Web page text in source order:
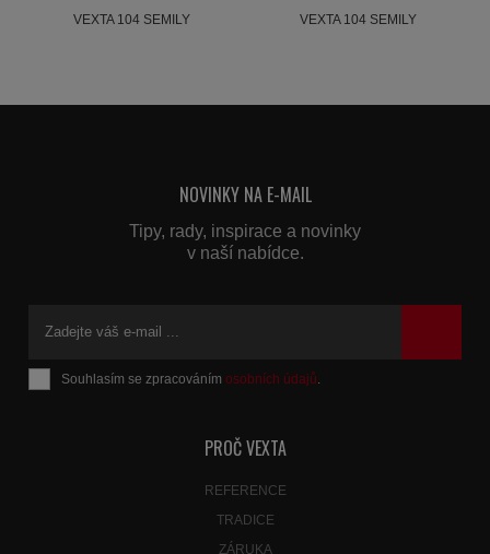
VEXTA 104 SEMILY VEXTA 104 SEMILY
NOVINKY NA E-MAIL
Tipy, rady, inspirace a novinky
v naší nabídce.
Souhlasím se zpracovánímosobních údajů.
PROČ VEXTA
REFERENCE
TRADICE
ZÁRUKA